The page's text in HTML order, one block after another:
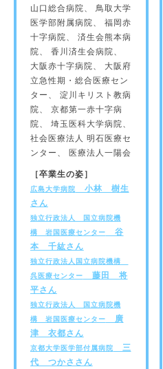
山口総合病院、 鳥取大学
医学部附属病院、 福岡赤
十字病院、 済生会熊本病
院、 香川済生会病院、
大阪赤十字病院、 大阪府
立急性期・総合医療セン
ター、 淀川キリスト教病
院、 京都第一赤十字病
院、 埼玉医科大学病院、
社会医療法人 明石医療セ
ンター、 医療法人一陽会
［卒業生の姿］
広島大学病院
小林 樹生
さん
独立行政法人 国立病院機
構 岩国医療センター
谷
本 千紘さん
独立行政法人国立病院機構
呉医療センター
藤田 将
平さん
独立行政法人 国立病院機
構 岩国医療センター
廣
津 衣都さん
京都大学医学部付属病院
三
代 つかささん